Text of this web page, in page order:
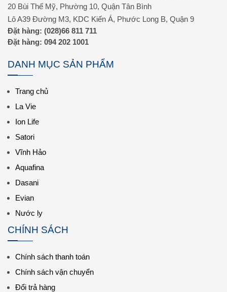
20 Bùi Thế Mỹ, Phường 10, Quận Tân Bình
Lô A39 Đường M3, KDC Kiến Á, Phước Long B, Quận 9
Đặt hàng: (028)66 811 711
Đặt hàng: 094 202 1001
DANH MỤC SẢN PHẨM
Trang chủ
La Vie
Ion Life
Satori
Vĩnh Hảo
Aquafina
Dasani
Evian
Nước ly
CHÍNH SÁCH
Chính sách thanh toán
Chính sách vận chuyển
Đổi trả hàng